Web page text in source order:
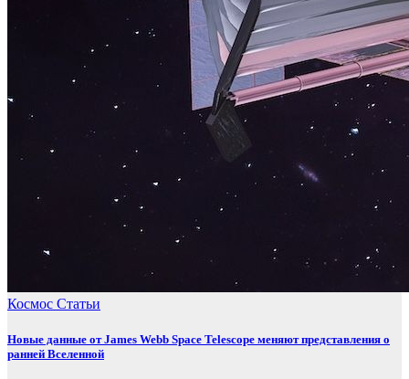
Космос Статьи
Новые данные от James Webb Space Telescope меняют представления о
ранней Вселенной